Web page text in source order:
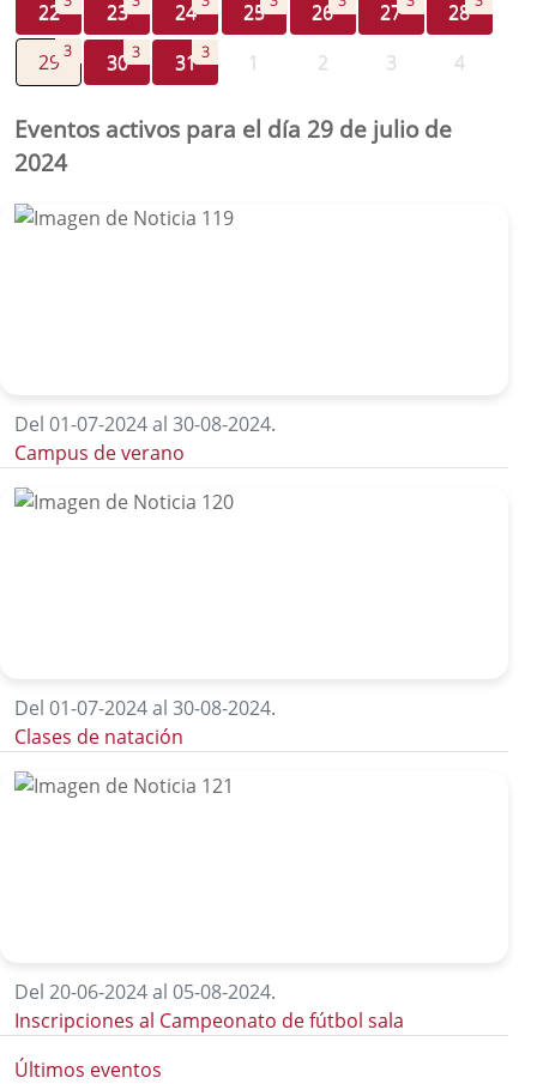
22 23 24 25 26 27 28
29 3 30 3 31 3 1 2 3 4
Eventos activos para el día 29 de julio de
2024
Del 01-07-2024 al 30-08-2024.
Campus de verano
Del 01-07-2024 al 30-08-2024.
Clases de natación
Del 20-06-2024 al 05-08-2024.
Inscripciones al Campeonato de fútbol sala
Últimos eventos